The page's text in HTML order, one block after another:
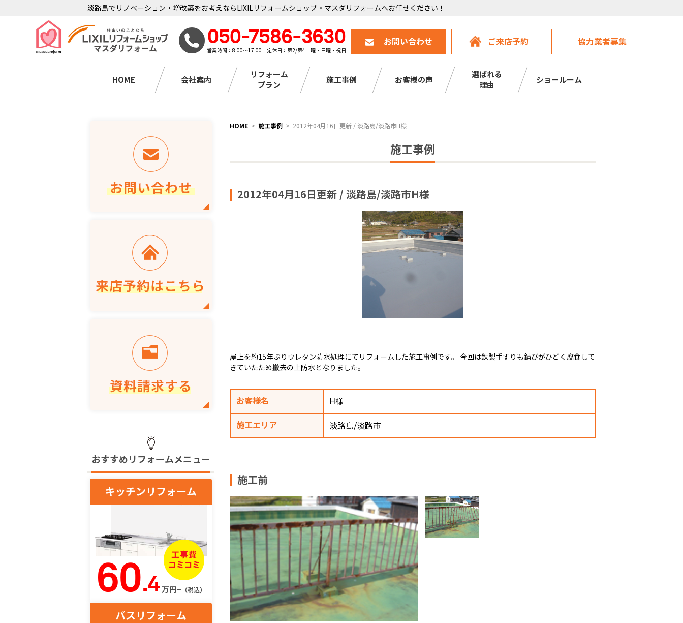
淡路島でリノベーション・増改築をお考えならLIXILリフォームショップ・マスダリフォームへお任せください！
050-7586-3630
営業時間：8:00～17:00 定休日：第2/第4土曜・日曜・祝日
お問い合わせ ご来店予約 協力業者募集
HOME 会社案内
リフォーム
プラン
施工事例 お客様の声
選ばれる
理由
ショールーム
HOME 施工事例 2012年04月16日更新 / 淡路島/淡路市H様
施工事例
2012年04月16日更新 / 淡路島/淡路市H様
屋上を約15年ぶりウレタン防水処理にてリフォームした施工事例です。 今回は鉄製手すりも錆びがひどく腐食して
きていたため撤去の上防水となりました。
お客様名 H様
施工エリア 淡路島/淡路市
施工前
おすすめリフォームメニュー
キッチンリフォーム
60.4万円~ （税込）
バスリフォーム